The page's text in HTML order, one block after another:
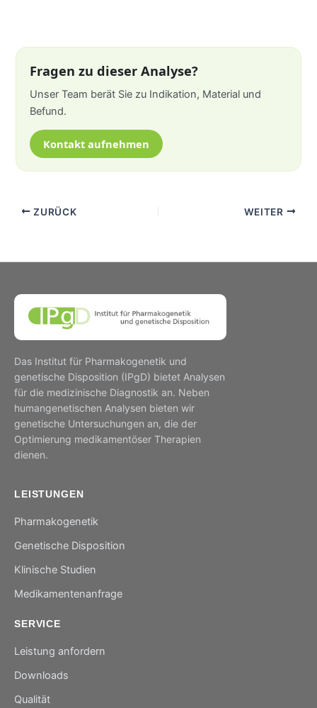
Fragen zu dieser Analyse?
Unser Team berät Sie zu Indikation, Material und
Befund.
Kontakt aufnehmen
ZURÜCK WEITER
Das Institut für Pharmakogenetik und
genetische Disposition (IPgD) bietet Analysen
für die medizinische Diagnostik an. Neben
humangenetischen Analysen bieten wir
genetische Untersuchungen an, die der
Optimierung medikamentöser Therapien
dienen.
LEISTUNGEN
Pharmakogenetik
Genetische Disposition
Klinische Studien
Medikamentenanfrage
SERVICE
Leistung anfordern
Downloads
Qualität